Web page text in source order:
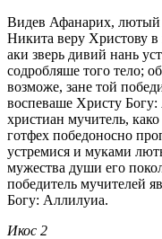
Видев Афанарих, лютый
Никита веру Христову в
аки зверь дивий нань
содробляше того тело;
возможе, зане той
воспеваше Христу
христиан мучитель,
готфех победоносно
устремися и муками
мужества души его
победитель мучителей
Богу: Аллилуиа.
Икос 2